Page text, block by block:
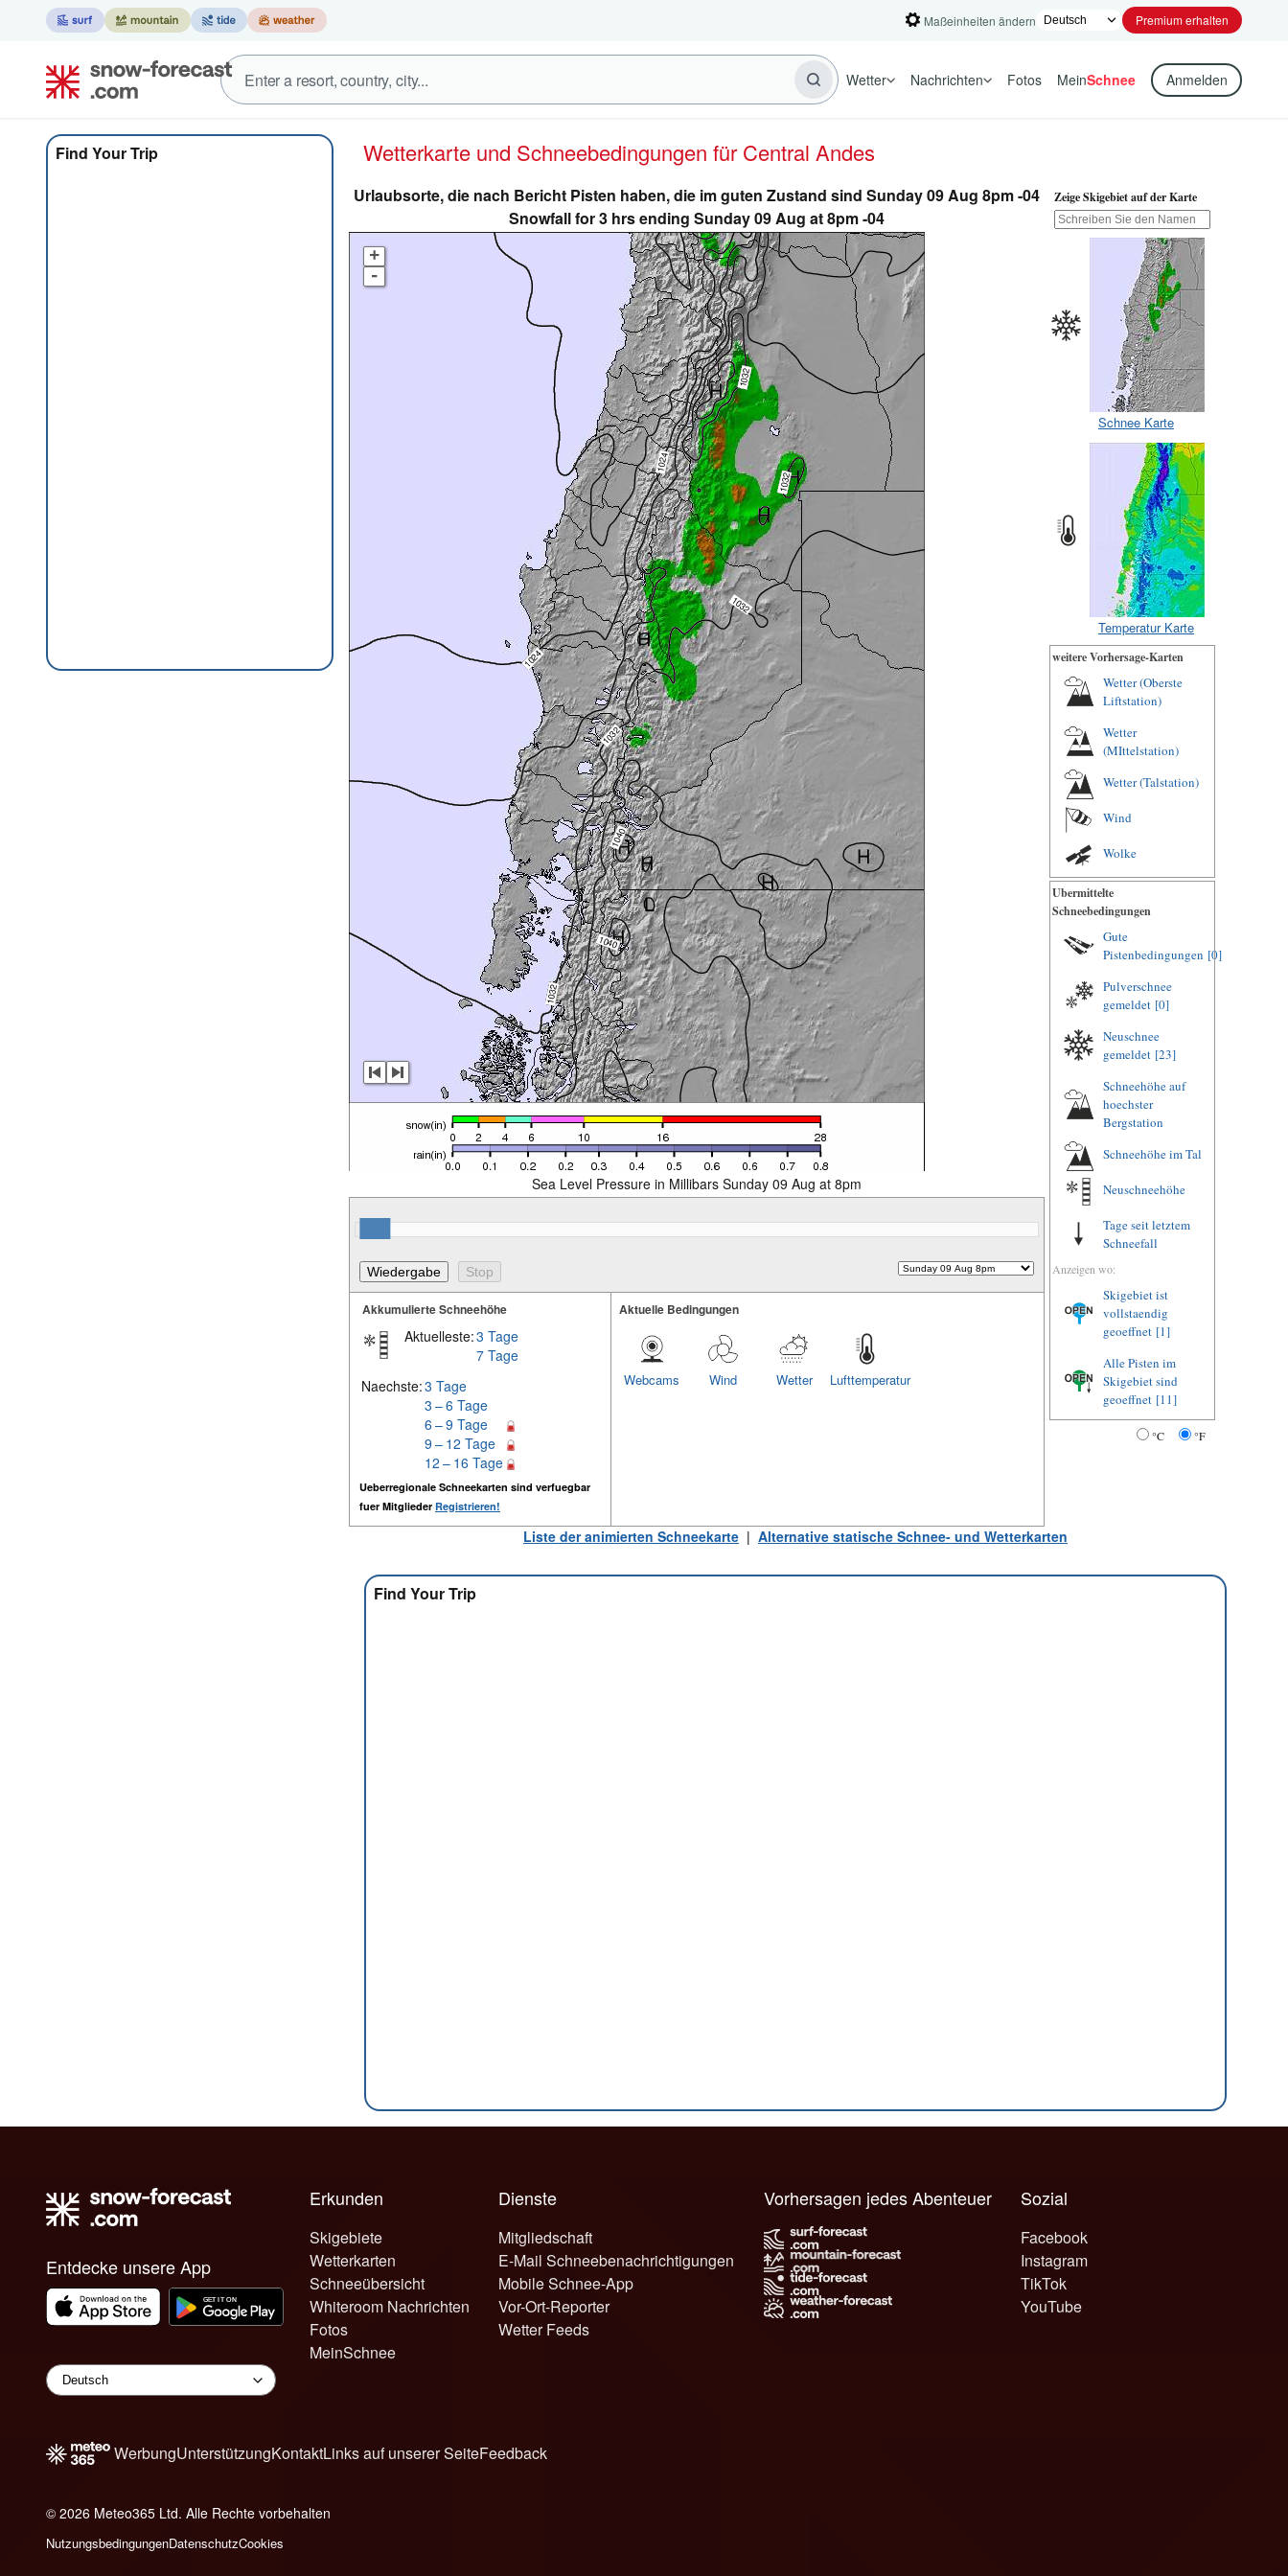
Maßeinheiten ändern Premium erhalten
Wetter Nachrichten Fotos MeinSchnee Anmelden
Find Your Trip Wetterkarte und Schneebedingungen für Central Andes
Urlaubsorte, die nach Bericht Pisten haben, die im guten Zustand sind Sunday 09 Aug 8pm -04
Snowfall for 3 hrs ending Sunday 09 Aug at 8pm -04
+
-
Sea Level Pressure in Millibars Sunday 09 Aug at 8pm
Akkumulierte Schneehöhe
Aktuelleste:3 Tage
7 Tage
Naechste:3 Tage
3 – 6 Tage
6 – 9 Tage
9 – 12 Tage
12 – 16 Tage
Ueberregionale Schneekarten sind verfuegbar
fuer Mitglieder Registrieren!
Aktuelle Bedingungen
Lufttemperatur
Wetter
Wind
Webcams
Zeige Skigebiet auf der Karte
Schnee Karte
Temperatur Karte
weitere Vorhersage-Karten
Wetter (Oberste
Liftstation)
Wetter
(MIttelstation)
Wetter (Talstation)
Wind
Wolke
Ubermittelte
Schneebedingungen
Gute
Pistenbedingungen [0]
Pulverschnee
gemeldet [0]
Neuschnee
gemeldet [23]
Schneehöhe auf
hoechster
Bergstation
Schneehöhe im Tal
Neuschneehöhe
Tage seit letztem
Schneefall
Anzeigen wo:
Skigebiet ist
vollstaendig
geoeffnet [1]
Alle Pisten im
Skigebiet sind
geoeffnet [11]
°C °F
Liste der animierten Schneekarte | Alternative statische Schnee- und Wetterkarten
Find Your Trip
Entdecke unsere App
Erkunden
Skigebiete
Wetterkarten
Schneeübersicht
Whiteroom Nachrichten
Fotos
MeinSchnee
Dienste
Mitgliedschaft
E-Mail Schneebenachrichtigungen
Mobile Schnee-App
Vor-Ort-Reporter
Wetter Feeds
Sozial
Facebook
Instagram
TikTok
YouTube
Vorhersagen jedes Abenteuer
WerbungUnterstützungKontaktLinks auf unserer SeiteFeedback
© 2026 Meteo365 Ltd. Alle Rechte vorbehalten
NutzungsbedingungenDatenschutzCookies